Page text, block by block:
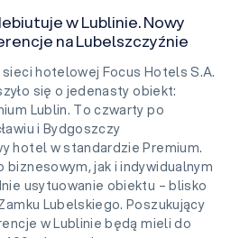
w Lublinie. Nowy
na Lubelszczyźnie
hotelowej Focus Hotels S.A.
się o jedenasty obiekt:
Lublin. To czwarty po
i Bydgoszczy
hotel w standardzie Premium.
biznesowym, jak i indywidualnym
usytuowanie obiektu – blisko
Lubelskiego. Poszukujący
w Lublinie będą mieli do